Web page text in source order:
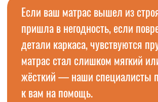
У нас вы можете заказать ремонт и
перетяжку матраса.